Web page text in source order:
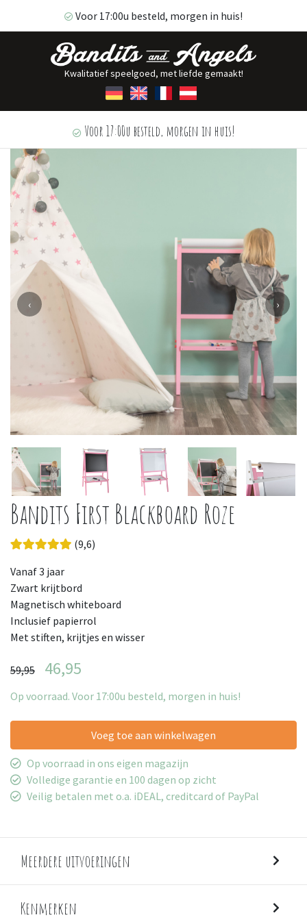
Voor 17:00u besteld, morgen in huis!
Kwalitatief speelgoed, met liefde gemaakt!
Voor 17:00u besteld, morgen in huis!
‹ ›
Bandits First Blackboard Roze
(9,6)
Vanaf 3 jaar
Zwart krijtbord
Magnetisch whiteboard
Inclusief papierrol
Met stiften, krijtjes en wisser
59,95 46,95
Op voorraad. Voor 17:00u besteld, morgen in huis!
Voeg toe aan winkelwagen
Op voorraad in ons eigen magazijn
Volledige garantie en 100 dagen op zicht
Veilig betalen met o.a. iDEAL, creditcard of PayPal
Meerdere uitvoeringen
Kenmerken